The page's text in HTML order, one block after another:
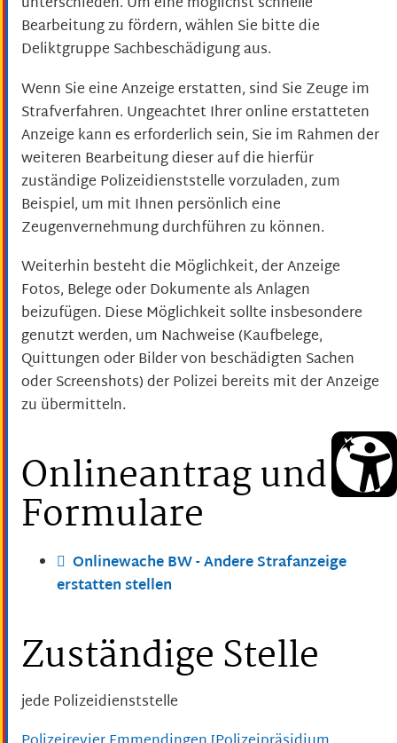
Bearbeitung zu fördern, wählen Sie bitte die
Deliktgruppe Sachbeschädigung aus.
Wenn Sie eine Anzeige erstatten, sind Sie Zeuge im
Strafverfahren. Ungeachtet Ihrer online erstatteten
Anzeige kann es erforderlich sein, Sie im Rahmen der
weiteren Bearbeitung dieser auf die hierfür
zuständige Polizeidienststelle vorzuladen, zum
Beispiel, um mit Ihnen persönlich eine
Zeugenvernehmung durchführen zu können.
Weiterhin besteht die Möglichkeit, der Anzeige
Fotos, Belege oder Dokumente als Anlagen
beizufügen. Diese Möglichkeit sollte insbesondere
genutzt werden, um Nachweise (Kaufbelege,
Quittungen oder Bilder von beschädigten Sachen
oder Screenshots) der Polizei bereits mit der Anzeige
zu übermitteln.
Onlineantrag und
Formulare
Onlinewache BW - Andere Strafanzeige
erstatten stellen
Zuständige Stelle
jede Polizeidienststelle